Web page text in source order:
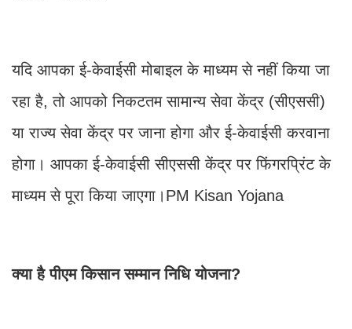
यदि आपका ई-केवाईसी मोबाइल के माध्यम से नहीं किया जा
रहा है, तो आपको निकटतम सामान्य सेवा केंद्र (सीएससी)
या राज्य सेवा केंद्र पर जाना होगा और ई-केवाईसी करवाना
होगा। आपका ई-केवाईसी सीएससी केंद्र पर फिंगरप्रिंट के
माध्यम से पूरा किया जाएगा।PM Kisan Yojana
क्या है पीएम किसान सम्मान निधि योजना?